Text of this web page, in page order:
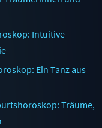
Intuitive
Ein Tanz aus
Träume,